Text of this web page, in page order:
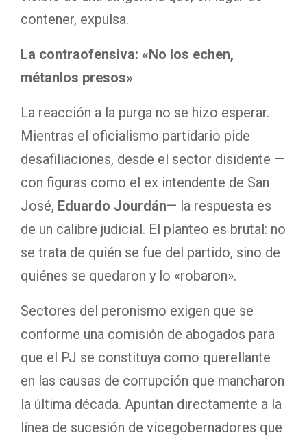
contener, expulsa.
La contraofensiva: «No los echen,
métanlos presos»
La reacción a la purga no se hizo esperar.
Mientras el oficialismo partidario pide
desafiliaciones, desde el sector disidente —
con figuras como el ex intendente de San
José, Eduardo Jourdán— la respuesta es
de un calibre judicial. El planteo es brutal: no
se trata de quién se fue del partido, sino de
quiénes se quedaron y lo «robaron».
Sectores del peronismo exigen que se
conforme una comisión de abogados para
que el PJ se constituya como querellante
en las causas de corrupción que mancharon
la última década. Apuntan directamente a la
línea de sucesión de vicegobernadores que